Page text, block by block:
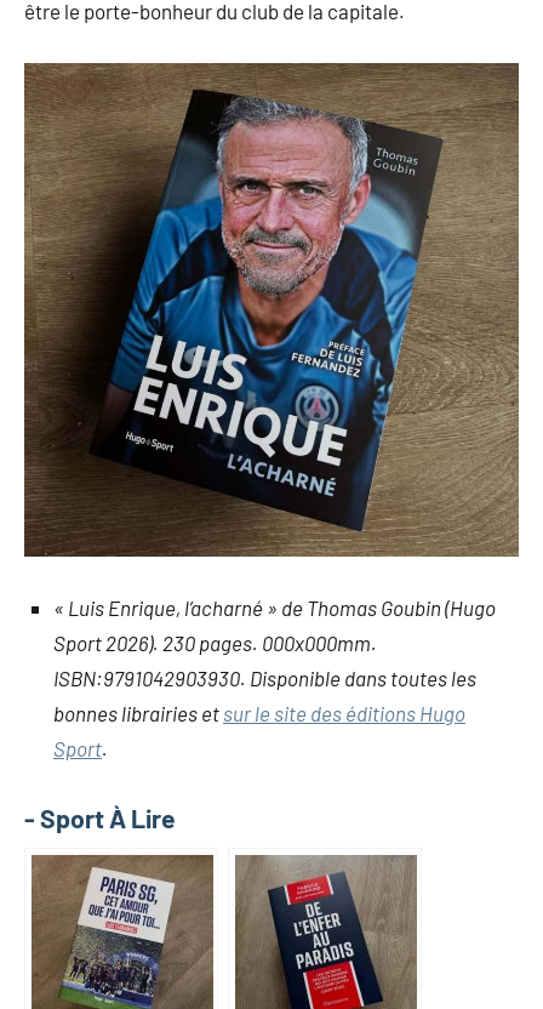
être le porte-bonheur du club de la capitale.
« Luis Enrique, l’acharné » de Thomas Goubin (Hugo
Sport 2026). 230 pages. 000x000mm.
ISBN:9791042903930. Disponible dans toutes les
bonnes librairies et sur le site des éditions Hugo
Sport.
- Sport À Lire